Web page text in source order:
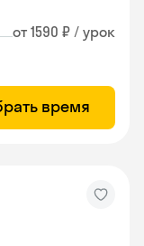
от 1590 ₽ / урок
время